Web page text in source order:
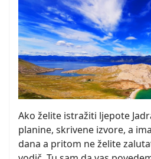
Ako želite istražiti ljepote
planine, skrivene izvore, a
dana a pritom ne želite